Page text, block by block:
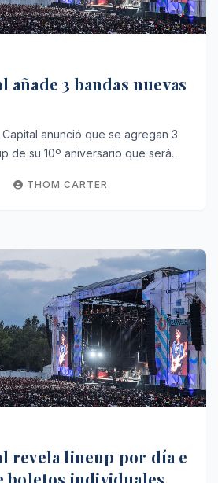
añade 3 bandas nuevas
anunció que se agregan 3
de su 10º aniversario que será…
THOM CARTER
revela lineup por día e
boletos individuales.